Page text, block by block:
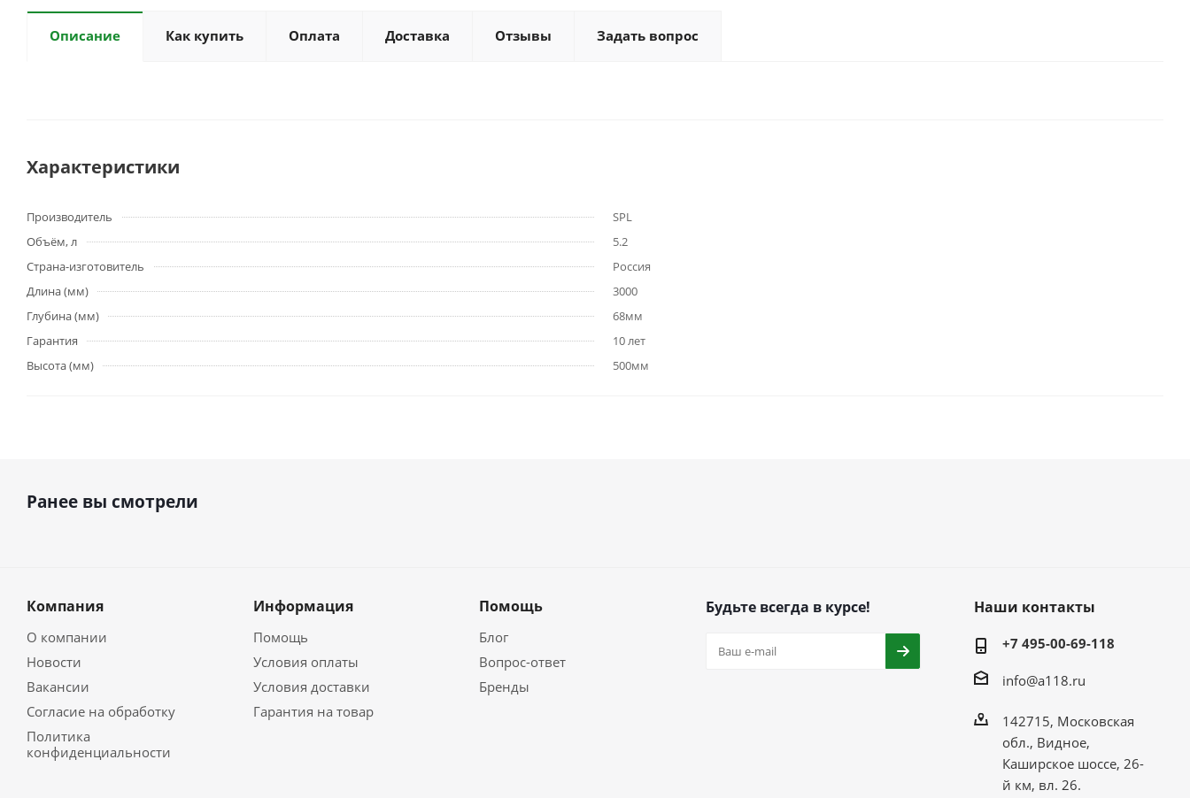
Описание Как купить Оплата Доставка Отзывы Задать вопрос
Характеристики
Производитель
SPL
Объём, л
5.2
Страна-изготовитель
Россия
Длина (мм)
3000
Глубина (мм)
68мм
Гарантия
10 лет
Высота (мм)
500мм
Ранее вы смотрели
Компания
О компании
Новости
Вакансии
Согласие на обработку
Политика
конфиденциальности
Информация
Помощь
Условия оплаты
Условия доставки
Гарантия на товар
Помощь
Блог
Вопрос-ответ
Бренды
Будьте всегда в курсе! Наши контакты
+7 495-00-69-118
info@a118.ru
142715, Московская
обл., Видное,
Каширское шоссе, 26-
й км, вл. 26.